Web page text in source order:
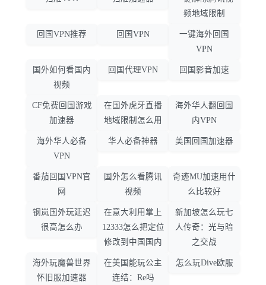
频地域限制
回国VPN推荐 回国VPN
一键海外回国
VPN
国外如何看国内
视频
回国代理VPN 回国影音加速
CF免费回国游戏
加速器
在国外虎牙直播
地域限制怎么用
海外华人翻回国
内VPN
海外华人必备
VPN
华人必备神器 美国回国加速器
番茄回国VPN官
网
国外怎么看腾讯
视频
奇迹MU加速用什
么比较好
钢岚国外玩延迟
很高怎么办
在意大利用掌上
12333怎么把定位
修改到中国国内
新加坡怎么玩七
人传奇：光与暗
之交战
海外玩魔兽世界
怀旧服加速器
在美国能玩公主
连结：Re吗
怎么玩Dive欧服